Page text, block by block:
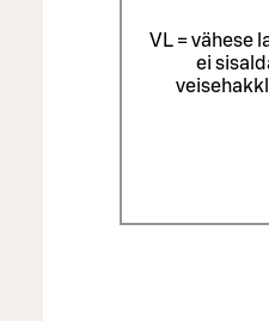
VL = vähese
ei